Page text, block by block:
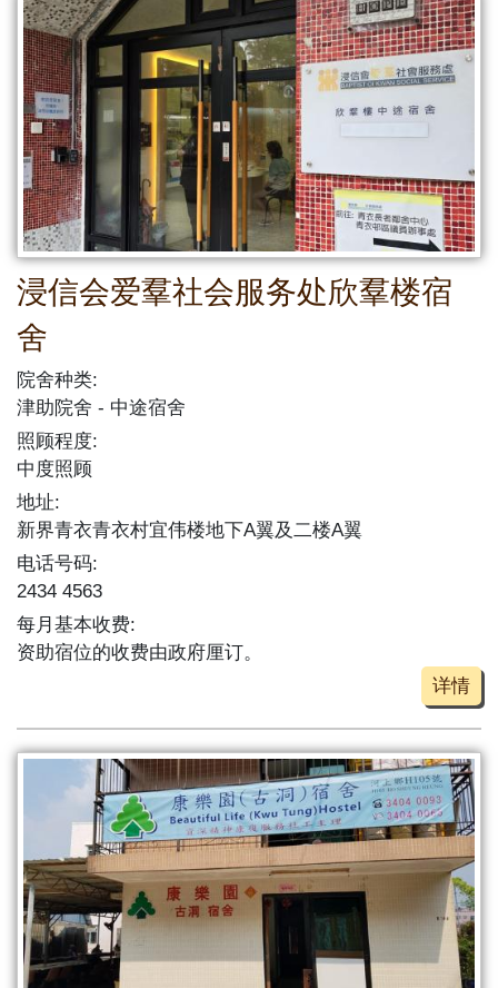
浸信会爱羣社会服务处欣羣楼宿
舍
院舍种类:
津助院舍
中途宿舍
照顾程度:
中度照顾
地址:
新界青衣青衣村宜伟楼地下A翼及二楼A翼
电话号码:
2434 4563
每月基本收费:
资助宿位的收费由政府厘订。
详情